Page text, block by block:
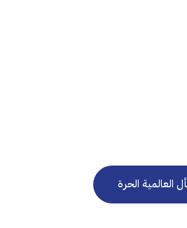
العالمية الحرة